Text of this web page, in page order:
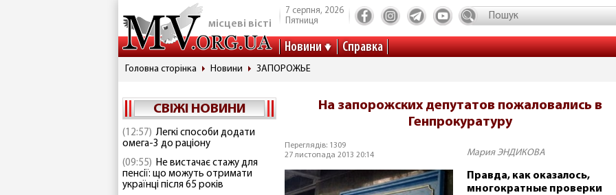
місцеві вісті
7 серпня, 2026
Пятниця
Новини Справка
Головна сторінка Новини ЗАПОРОЖЬЕ
СВІЖІ НОВИНИ
(12:57) Легкі способи додати
омега-3 до раціону
(09:55) Не вистачає стажу для
пенсії: що можуть отримати
українці після 65 років
На запорожских депутатов пожаловались в
Генпрокуратуру
Переглядів: 1309
27 листопада 2013 20:14
Мария ЭНДИКОВА
Правда, как оказалось,
многократные проверки